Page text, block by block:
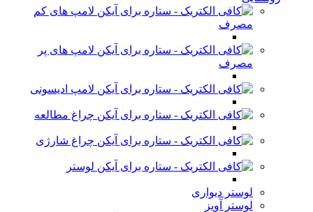
لامپ های کم
مصرف
لامپ های پر
مصرف
لامپ ادیسونی
چراغ مطالعه
چراغ شارژی
لوستر
لوستر دیواری
لوستر آویز